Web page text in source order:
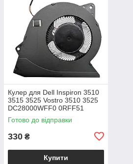
Кулер для Dell Inspiron 3510
3515 3525 Vostro 3510 3525
DC28000WFF0 0RFF51
DFS5K12114464P NS75C40-
21K10
Готово до відправки
330 ₴
Купити